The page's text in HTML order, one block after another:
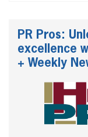
PR Pros:
excellence
+ Weekly